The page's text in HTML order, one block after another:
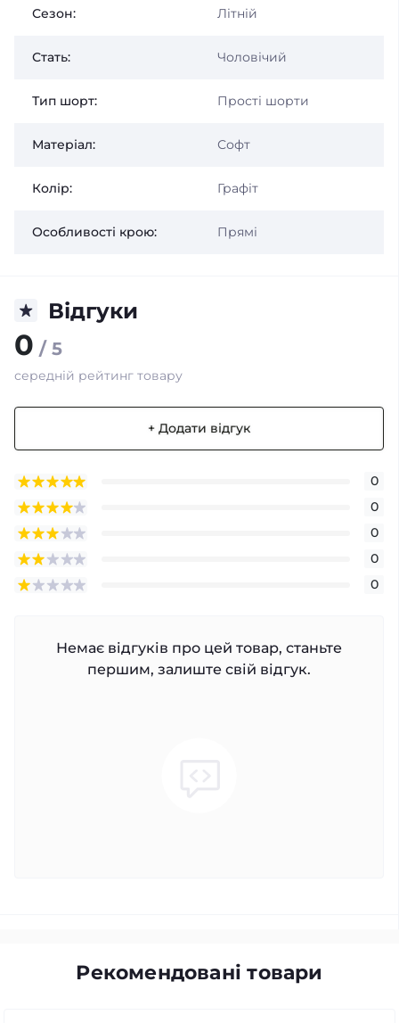
Сезон: Літній
Стать: Чоловічий
Тип шорт: Прості шорти
Матеріал: Софт
Колір: Графіт
Особливості крою: Прямі
Відгуки
0 / 5
середній рейтинг товару
+ Додати відгук
0
0
0
0
0
Немає відгуків про цей товар, станьте
першим, залиште свій відгук.
Рекомендовані товари